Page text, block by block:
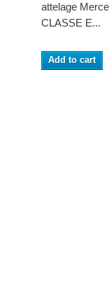
attelage
CLASSE E...
Add to cart